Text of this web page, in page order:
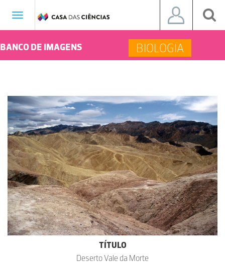
Toggle
BANCO DE IMAGENS BIOLOGIA
TÍTULO
Deserto Vale da Morte